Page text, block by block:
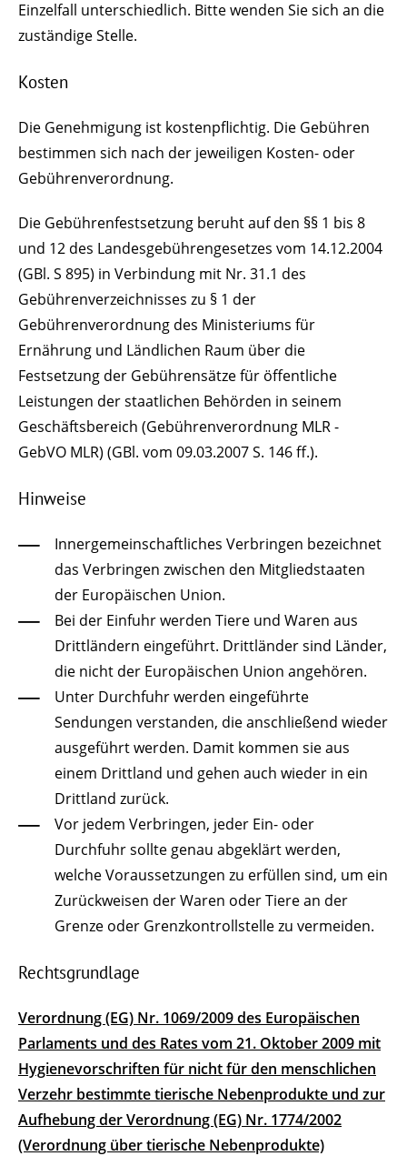
Einzelfall unterschiedlich. Bitte wenden Sie sich an die
zuständige Stelle.
Kosten
Die Genehmigung ist kostenpflichtig. Die Gebühren
bestimmen sich nach der jeweiligen Kosten- oder
Gebührenverordnung.
Die Gebührenfestsetzung beruht auf den §§ 1 bis 8
und 12 des Landesgebührengesetzes vom 14.12.2004
(GBl. S 895) in Verbindung mit Nr. 31.1 des
Gebührenverzeichnisses zu § 1 der
Gebührenverordnung des Ministeriums für
Ernährung und Ländlichen Raum über die
Festsetzung der Gebührensätze für öffentliche
Leistungen der staatlichen Behörden in seinem
Geschäftsbereich (Gebührenverordnung MLR -
GebVO MLR) (GBl. vom 09.03.2007 S. 146 ff.).
Hinweise
Innergemeinschaftliches Verbringen bezeichnet
das Verbringen zwischen den Mitgliedstaaten
der Europäischen Union.
Bei der Einfuhr werden Tiere und Waren aus
Drittländern eingeführt. Drittländer sind Länder,
die nicht der Europäischen Union angehören.
Unter Durchfuhr werden eingeführte
Sendungen verstanden, die anschließend wieder
ausgeführt werden. Damit kommen sie aus
einem Drittland und gehen auch wieder in ein
Drittland zurück.
Vor jedem Verbringen, jeder Ein- oder
Durchfuhr sollte genau abgeklärt werden,
welche Voraussetzungen zu erfüllen sind, um ein
Zurückweisen der Waren oder Tiere an der
Grenze oder Grenzkontrollstelle zu vermeiden.
Rechtsgrundlage
Verordnung (EG) Nr. 1069/2009 des Europäischen
Parlaments und des Rates vom 21. Oktober 2009 mit
Hygienevorschriften für nicht für den menschlichen
Verzehr bestimmte tierische Nebenprodukte und zur
Aufhebung der Verordnung (EG) Nr. 1774/2002
(Verordnung über tierische Nebenprodukte)